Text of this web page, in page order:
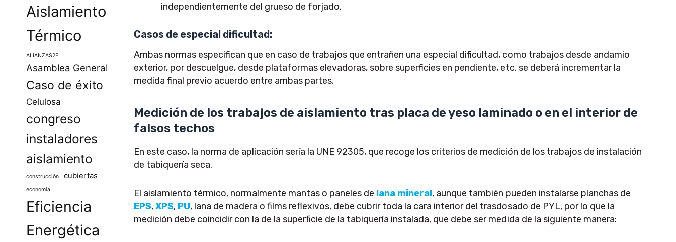
Aislamiento
Térmico
ALIANZAS2E
Asamblea General
Caso de éxito
Celulosa
congreso
instaladores
aislamiento
construcción cubiertas
economía
Eficiencia
Energética
independientemente del grueso de forjado.
Casos de especial dificultad:
Ambas normas especifican que en caso de trabajos que entrañen una especial dificultad, como trabajos desde andamio
exterior, por descuelgue, desde plataformas elevadoras, sobre superficies en pendiente, etc. se deberá incrementar la
medida final previo acuerdo entre ambas partes.
Medición de los trabajos de aislamiento tras placa de yeso laminado o en el interior de
falsos techos
En este caso, la norma de aplicación sería la UNE 92305, que recoge los criterios de medición de los trabajos de instalación
de tabiquería seca.
El aislamiento térmico, normalmente mantas o paneles de lana mineral, aunque también pueden instalarse planchas de
EPS,XPS, PU, lana de madera o films reflexivos, debe cubrir toda la cara interior del trasdosado de PYL, por lo que la
medición debe coincidir con la de la superficie de la tabiquería instalada, que debe ser medida de la siguiente manera: